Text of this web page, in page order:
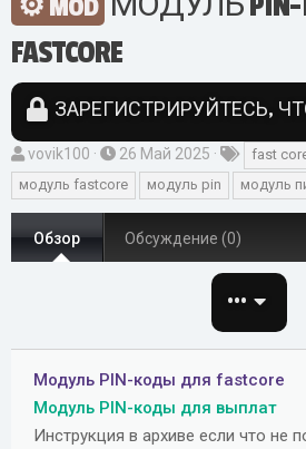
MOD
FASTCORE
ЗАРЕГИСТРИРУЙТЕСЬ,
А
в
т
о
vovik100
Д
а
т
а
н
и
я
26 Май 2025
Т
е
г
fast
модуль fastcore
модуль pin модуль
Обзор Обсуждение (0)
•••
Модуль PIN-коды для fastcore
Модуль PIN-коды для выплат
Инструкция в архиве если что не